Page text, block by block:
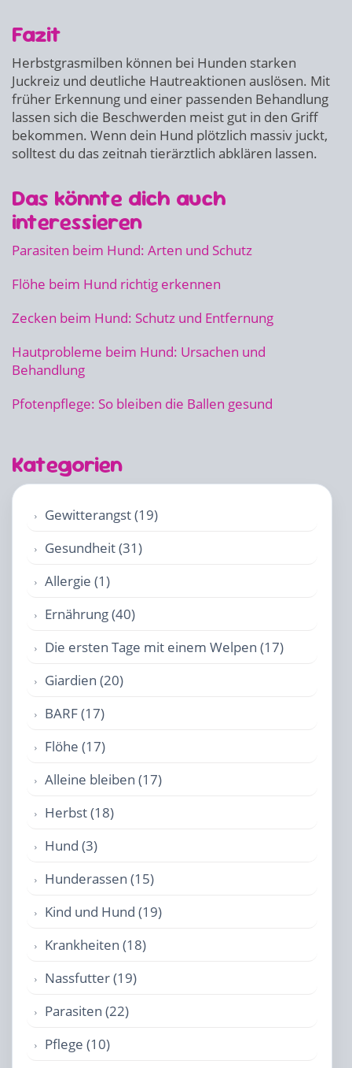
Fazit
Herbstgrasmilben können bei Hunden starken
Juckreiz und deutliche Hautreaktionen auslösen. Mit
früher Erkennung und einer passenden Behandlung
lassen sich die Beschwerden meist gut in den Griff
bekommen. Wenn dein Hund plötzlich massiv juckt,
solltest du das zeitnah tierärztlich abklären lassen.
Das könnte dich auch
interessieren
Parasiten beim Hund: Arten und Schutz
Flöhe beim Hund richtig erkennen
Zecken beim Hund: Schutz und Entfernung
Hautprobleme beim Hund: Ursachen und
Behandlung
Pfotenpflege: So bleiben die Ballen gesund
Kategorien
Gewitterangst (19)
Gesundheit (31)
Allergie (1)
Ernährung (40)
Die ersten Tage mit einem Welpen (17)
Giardien (20)
BARF (17)
Flöhe (17)
Alleine bleiben (17)
Herbst (18)
Hund (3)
Hunderassen (15)
Kind und Hund (19)
Krankheiten (18)
Nassfutter (19)
Parasiten (22)
Pflege (10)